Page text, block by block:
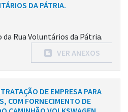
DA PÁTRIA.
Rua Voluntários da Pátria.
VER ANEXOS
DE EMPRESA PARA
COM FORNECIMENTO DE